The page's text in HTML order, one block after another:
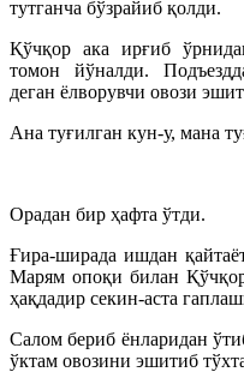
тутганча бўзрайиб қолди.
Қўчқор ака ирғиб
томон йўналди.
деган ёлворувчи овози
Ана туғилган кун-у, мана
Орадан бир ҳафта ўтди.
Ғира-ширада ишдан
Марям опоқи билан
ҳақдадир секин-аста
Салом бериб ёнларидан
ўктам овозини эшитиб